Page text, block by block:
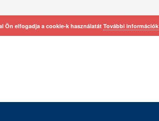
Ön elfogadja a cookie-k használatátTovábbi információk